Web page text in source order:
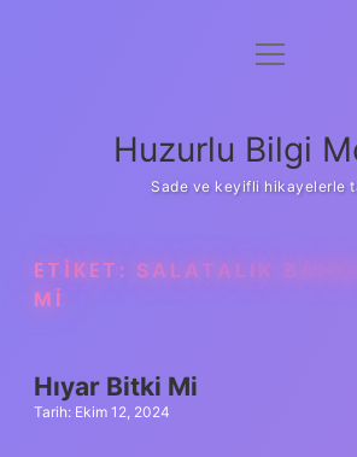
Anasayfa
Yasal Uyarı
menüyü
Huzurlu Bilgi
Sade ve keyifli hikayelerle
ETIKET: SALATALIK
MI
Hıyar Bitki Mi
Tarih: Ekim 12, 2024